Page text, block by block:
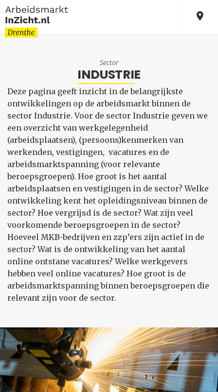
Sector
INDUSTRIE
Deze pagina geeft inzicht in de belangrijkste
ontwikkelingen op de arbeidsmarkt binnen de
sector Industrie. Voor de sector Industrie geven we
een overzicht van werkgelegenheid
(arbeidsplaatsen), (persoons)kenmerken van
werkenden, vestigingen, vacatures en de
arbeidsmarktspanning (voor relevante
beroepsgroepen). Hoe groot is het aantal
arbeidsplaatsen en vestigingen in de sector? Welke
ontwikkeling kent het opleidingsniveau binnen de
sector? Hoe vergrijsd is de sector? Wat zijn veel
voorkomende beroepsgroepen in de sector?
Hoeveel MKB-bedrijven en zzp’ers zijn actief in de
sector? Wat is de ontwikkeling van het aantal
online ontstane vacatures? Welke werkgevers
hebben veel online vacatures? Hoe groot is de
arbeidsmarktspanning binnen beroepsgroepen die
relevant zijn voor de sector.